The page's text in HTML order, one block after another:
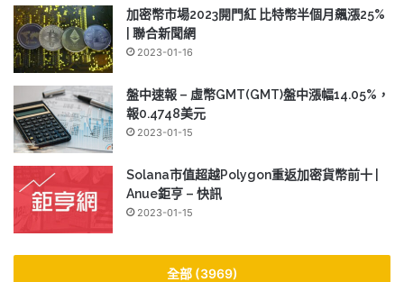
加密幣市場2023開門紅 比特幣半個月飆漲25%
| 聯合新聞網
2023-01-16
盤中速報 – 虛幣GMT(GMT)盤中漲幅14.05%，
報0.4748美元
2023-01-15
Solana市值超越Polygon重返加密貨幣前十 |
Anue鉅亨 – 快訊
2023-01-15
全部 (3969)